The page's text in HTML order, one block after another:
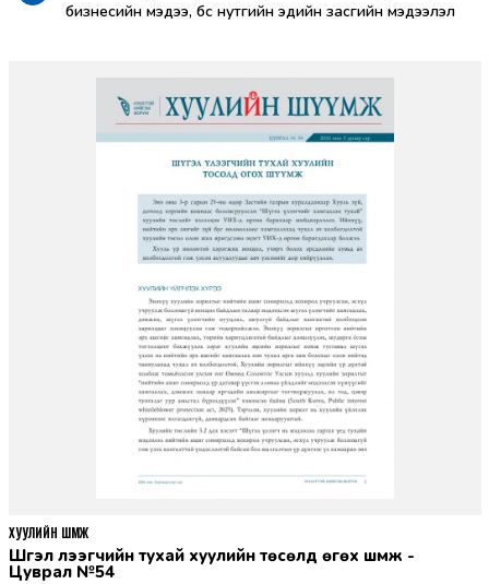
бизнесийн мэдээ, бүс нутгийн эдийн засгийн мэдээлэл
Шүгэл үлээгчийн тухай хуулийн төсөлд өгөх шүүмж -
Цуврал №54
ХУУЛИЙН ШҮҮМЖ